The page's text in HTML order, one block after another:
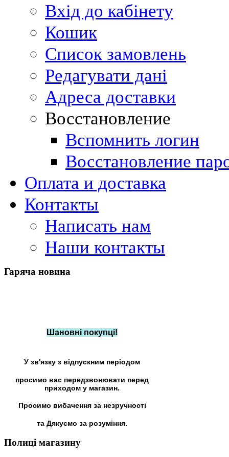
Вхід до кабінету
Кошик
Список замовлень
Редагувати дані
Адреса доставки
Восстановление
Вспомнить логин
Восстановление
Оплата и доставка
Контакты
Написать нам
Наши контакты
Гаряча новина
Шановні покупці!
У зв'язку з відпускним періодом
просимо вас передзвонювати перед
приходом у магазин.
Просимо вибачення за незручності
та Дякуємо за розуміння.
Полиці магазину